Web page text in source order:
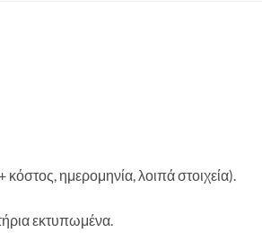
ημερομηνία, λοιπά στοιχεία).
εκτυπωμένα.